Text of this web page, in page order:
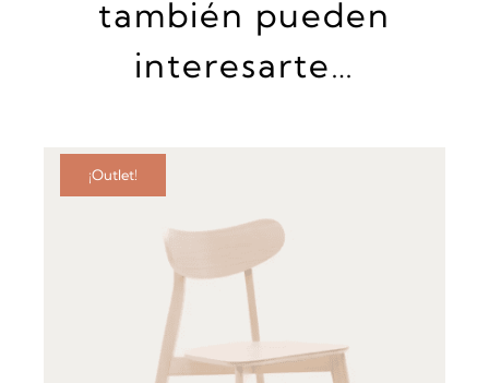
también pueden
interesarte…
¡Outlet!